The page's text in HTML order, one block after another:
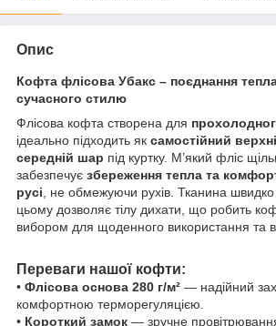
Опис
Кофта флісова Убакс – поєднання
сучасного стилю
Флісова кофта створена для
ідеально підходить як самостійний
середній шар під куртку. М’який фліс
забезпечує збереження тепла та
русі , не обмежуючи рухів. Тканина
цьому дозволяє тілу дихати, що робить
вибором для щоденного використання та
Переваги нашої кофти:
• Флісова основа 280 г/м² — надійний
комфортною терморегуляцією.
• Короткий замок — зручне